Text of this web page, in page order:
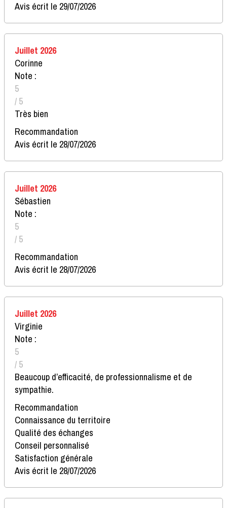
Avis écrit le 29/07/2026
Juillet 2026
Corinne
Note :
5
/ 5
Très bien
Recommandation
Avis écrit le 28/07/2026
Juillet 2026
Sébastien
Note :
5
/ 5
Recommandation
Avis écrit le 28/07/2026
Juillet 2026
Virginie
Note :
5
/ 5
Beaucoup d’efficacité, de professionnalisme et de
sympathie.
Recommandation
Connaissance du territoire
Qualité des échanges
Conseil personnalisé
Satisfaction générale
Avis écrit le 28/07/2026